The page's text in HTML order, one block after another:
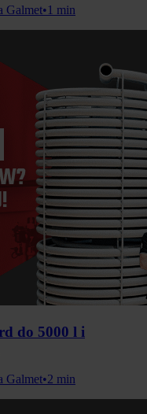
Galmet•1 min
do 5000 l i
Galmet•2 min